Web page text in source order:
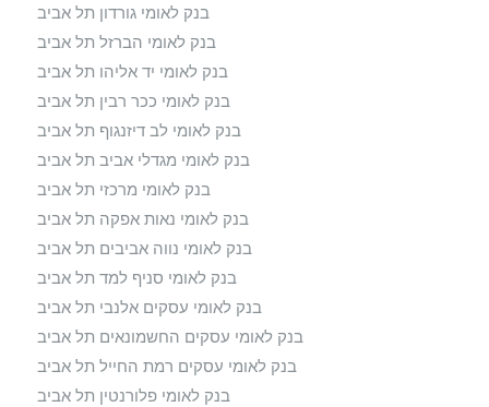
בנק לאומי גורדון תל אביב
בנק לאומי הברזל תל אביב
בנק לאומי יד אליהו תל אביב
בנק לאומי ככר רבין תל אביב
בנק לאומי לב דיזנגוף תל אביב
בנק לאומי מגדלי אביב תל אביב
בנק לאומי מרכזי תל אביב
בנק לאומי נאות אפקה תל אביב
בנק לאומי נווה אביבים תל אביב
בנק לאומי סניף למד תל אביב
בנק לאומי עסקים אלנבי תל אביב
בנק לאומי עסקים החשמונאים תל אביב
בנק לאומי עסקים רמת החייל תל אביב
בנק לאומי פלורנטין תל אביב